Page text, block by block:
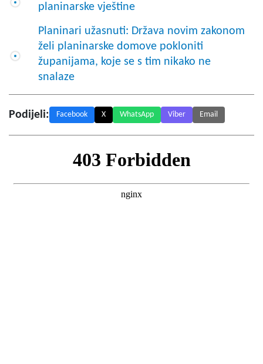
planinarske vještine
Planinari užasnuti: Država novim zakonom
želi planinarske domove pokloniti
županijama, koje se s tim nikako ne
snalaze
Podijeli: Facebook X WhatsApp Viber Email